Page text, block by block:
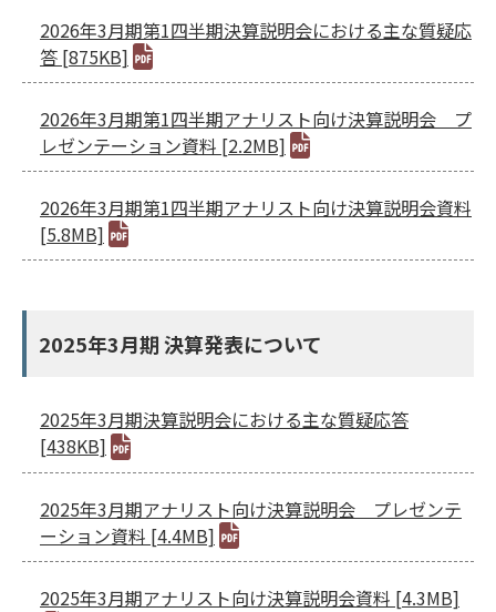
2026年3月期第1四半期決算説明会における主な質疑応
答 [875KB]
2026年3月期第1四半期アナリスト向け決算説明会 プ
レゼンテーション資料 [2.2MB]
2026年3月期第1四半期アナリスト向け決算説明会資料
[5.8MB]
2025年3月期 決算発表について
2025年3月期決算説明会における主な質疑応答
[438KB]
2025年3月期アナリスト向け決算説明会 プレゼンテ
ーション資料 [4.4MB]
2025年3月期アナリスト向け決算説明会資料 [4.3MB]